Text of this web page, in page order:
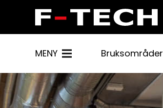
MENY Bruksområder